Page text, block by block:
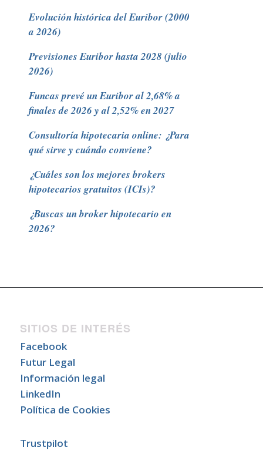
Evolución histórica del Euribor (2000
a 2026)
Previsiones Euribor hasta 2028 (julio
2026)
Funcas prevé un Euribor al 2,68% a
finales de 2026 y al 2,52% en 2027
Consultoría hipotecaria online: ¿Para
qué sirve y cuándo conviene?
¿Cuáles son los mejores brokers
hipotecarios gratuitos (ICIs)?
¿Buscas un broker hipotecario en
2026?
SITIOS DE INTERÉS
Facebook
Futur Legal
Información legal
LinkedIn
Política de Cookies
Trustpilot